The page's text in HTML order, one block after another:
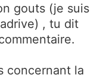
gouts (je suis
, tu dit
concernant la